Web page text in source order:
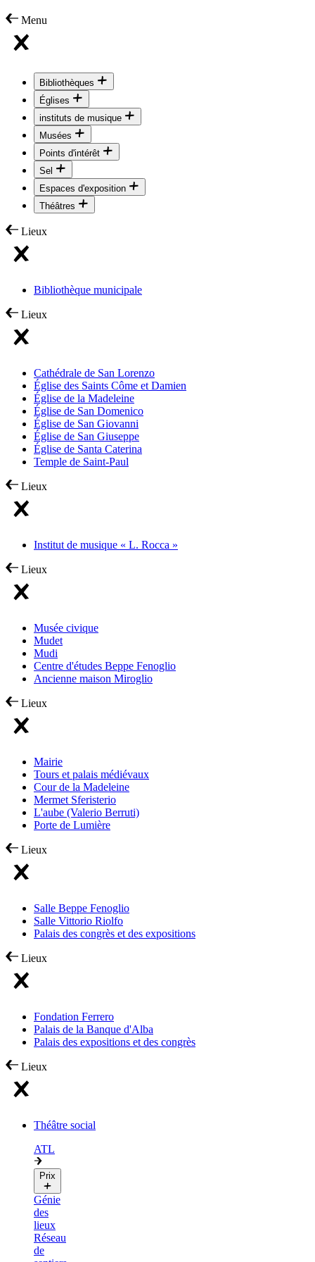
Menu
Bibliothèques
Églises
instituts de musique
Musées
Points d'intérêt
Sel
Espaces d'exposition
Théâtres
Lieux
Bibliothèque municipale
Lieux
Cathédrale de San Lorenzo
Église des Saints Côme et Damien
Église de la Madeleine
Église de San Domenico
Église de San Giovanni
Église de San Giuseppe
Église de Santa Caterina
Temple de Saint-Paul
Lieux
Institut de musique « L. Rocca »
Lieux
Musée civique
Mudet
Mudi
Centre d'études Beppe Fenoglio
Ancienne maison Miroglio
Lieux
Mairie
Tours et palais médiévaux
Cour de la Madeleine
Mermet Sferisterio
L'aube (Valerio Berruti)
Porte de Lumière
Lieux
Salle Beppe Fenoglio
Salle Vittorio Riolfo
Palais des congrès et des expositions
Lieux
Fondation Ferrero
Palais de la Banque d'Alba
Palais des expositions et des congrès
Lieux
Théâtre social
ATL
Prix
Génie
des
lieux
Réseau
de